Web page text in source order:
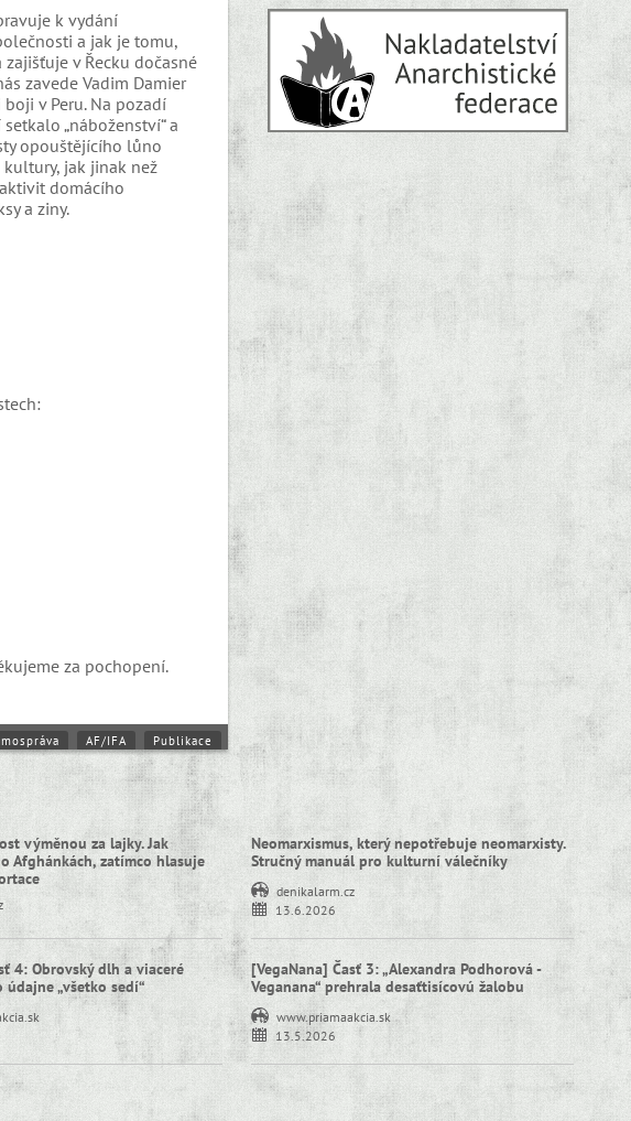
k vydání
a jak je tomu,
v Řecku dočasné
zavede Vadim Damier
v Peru. Na pozadí
„náboženství“ a
opouštějícího lůno
jak jinak než
domácího
a ziny.
za pochopení.
AF/IFA Publikace
výměnou za lajky. Jak
Afghánkách, zatímco hlasuje
Neomarxismus, který nepotřebuje neomarxisty.
Stručný manuál pro kulturní válečníky
denikalarm.cz
13.6.2026
4: Obrovský dlh a viaceré
„všetko sedí“
[VegaNana] Časť 3: „Alexandra Podhorová -
Veganana“ prehrala desaťtisícovú žalobu
www.priamaakcia.sk
13.5.2026